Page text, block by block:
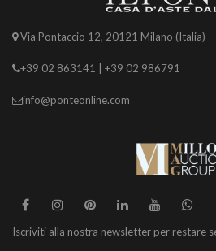
Via Pontaccio 12, 20121 Milano (Italia)
+39 02 863141 | +39 02 986791
info@ponteonline.com
Iscriviti alla nostra newsletter per restare